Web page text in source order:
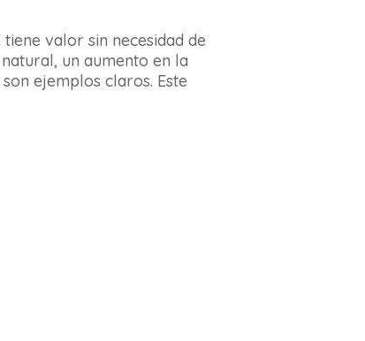
valor sin necesidad de
un aumento en la
ejemplos claros. Este